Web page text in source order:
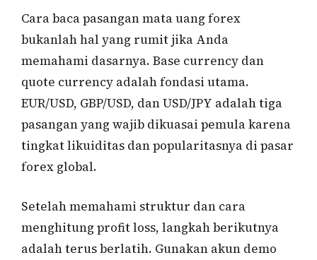
Cara baca pasangan mata uang forex
bukanlah hal yang rumit jika Anda
memahami dasarnya. Base currency dan
quote currency adalah fondasi utama.
EUR/USD, GBP/USD, dan USD/JPY adalah tiga
pasangan yang wajib dikuasai pemula karena
tingkat likuiditas dan popularitasnya di pasar
forex global.
Setelah memahami struktur dan cara
menghitung profit loss, langkah berikutnya
adalah terus berlatih. Gunakan akun demo